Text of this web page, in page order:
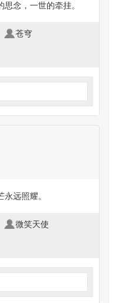
念，一世的牵挂。
苍穹
远照耀。
微笑天使